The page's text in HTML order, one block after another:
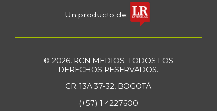
Un producto de:
© 2026, RCN MEDIOS. TODOS LOS
DERECHOS RESERVADOS.
CR. 13A 37-32, BOGOTÁ
(+57) 1 4227600